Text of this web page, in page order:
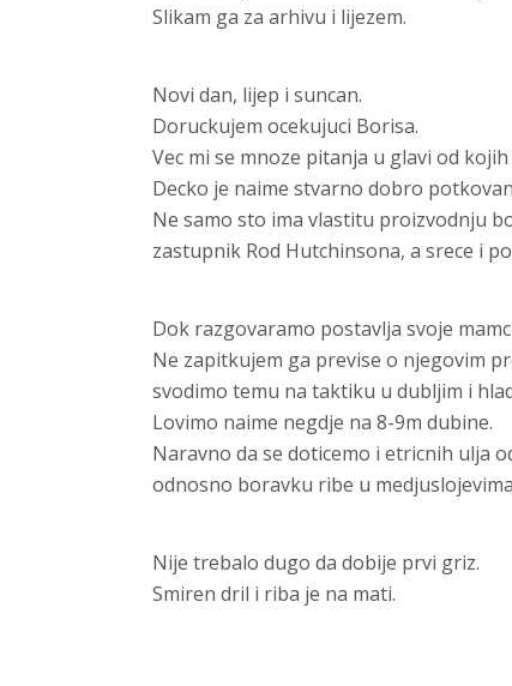
Slikam ga za arhivu i lijezem.
Novi dan, lijep i suncan.
Doruckujem ocekujuci Borisa.
Vec mi se mnoze pitanja u glavi od
Decko je naime stvarno dobro
Ne samo sto ima vlastitu proizvodnju
zastupnik Rod Hutchinsona, a srece i
Dok razgovaramo postavlja svoje
Ne zapitkujem ga previse o njegovim
svodimo temu na taktiku u dubljim i
Lovimo naime negdje na 8-9m dubine.
Naravno da se doticemo i etricnih ulja
odnosno boravku ribe u
Nije trebalo dugo da dobije prvi griz.
Smiren dril i riba je na mati.